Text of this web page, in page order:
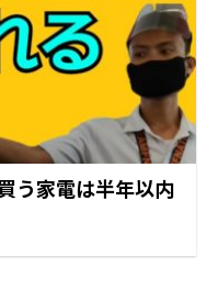
う家電は半年以内